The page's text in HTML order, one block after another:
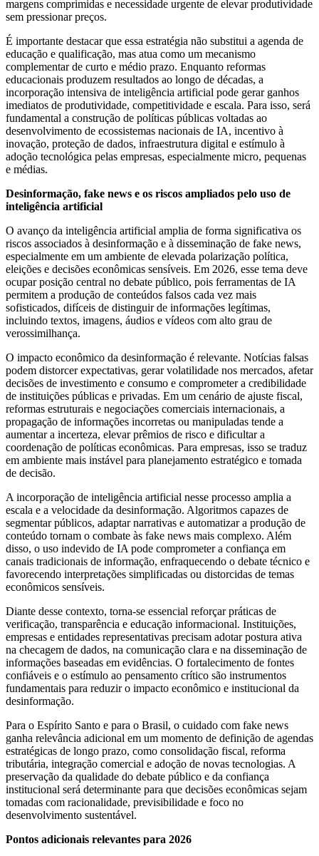
margens comprimidas e necessidade urgente de elevar produtividade
sem pressionar preços.
É importante destacar que essa estratégia não substitui a agenda de
educação e qualificação, mas atua como um mecanismo
complementar de curto e médio prazo. Enquanto reformas
educacionais produzem resultados ao longo de décadas, a
incorporação intensiva de inteligência artificial pode gerar ganhos
imediatos de produtividade, competitividade e escala. Para isso, será
fundamental a construção de políticas públicas voltadas ao
desenvolvimento de ecossistemas nacionais de IA, incentivo à
inovação, proteção de dados, infraestrutura digital e estímulo à
adoção tecnológica pelas empresas, especialmente micro, pequenas
e médias.
Desinformação, fake news e os riscos ampliados pelo uso de
inteligência artificial
O avanço da inteligência artificial amplia de forma significativa os
riscos associados à desinformação e à disseminação de fake news,
especialmente em um ambiente de elevada polarização política,
eleições e decisões econômicas sensíveis. Em 2026, esse tema deve
ocupar posição central no debate público, pois ferramentas de IA
permitem a produção de conteúdos falsos cada vez mais
sofisticados, difíceis de distinguir de informações legítimas,
incluindo textos, imagens, áudios e vídeos com alto grau de
verossimilhança.
O impacto econômico da desinformação é relevante. Notícias falsas
podem distorcer expectativas, gerar volatilidade nos mercados, afetar
decisões de investimento e consumo e comprometer a credibilidade
de instituições públicas e privadas. Em um cenário de ajuste fiscal,
reformas estruturais e negociações comerciais internacionais, a
propagação de informações incorretas ou manipuladas tende a
aumentar a incerteza, elevar prêmios de risco e dificultar a
coordenação de políticas econômicas. Para empresas, isso se traduz
em ambiente mais instável para planejamento estratégico e tomada
de decisão.
A incorporação de inteligência artificial nesse processo amplia a
escala e a velocidade da desinformação. Algoritmos capazes de
segmentar públicos, adaptar narrativas e automatizar a produção de
conteúdo tornam o combate às fake news mais complexo. Além
disso, o uso indevido de IA pode comprometer a confiança em
canais tradicionais de informação, enfraquecendo o debate técnico e
favorecendo interpretações simplificadas ou distorcidas de temas
econômicos sensíveis.
Diante desse contexto, torna-se essencial reforçar práticas de
verificação, transparência e educação informacional. Instituições,
empresas e entidades representativas precisam adotar postura ativa
na checagem de dados, na comunicação clara e na disseminação de
informações baseadas em evidências. O fortalecimento de fontes
confiáveis e o estímulo ao pensamento crítico são instrumentos
fundamentais para reduzir o impacto econômico e institucional da
desinformação.
Para o Espírito Santo e para o Brasil, o cuidado com fake news
ganha relevância adicional em um momento de definição de agendas
estratégicas de longo prazo, como consolidação fiscal, reforma
tributária, integração comercial e adoção de novas tecnologias. A
preservação da qualidade do debate público e da confiança
institucional será determinante para que decisões econômicas sejam
tomadas com racionalidade, previsibilidade e foco no
desenvolvimento sustentável.
Pontos adicionais relevantes para 2026